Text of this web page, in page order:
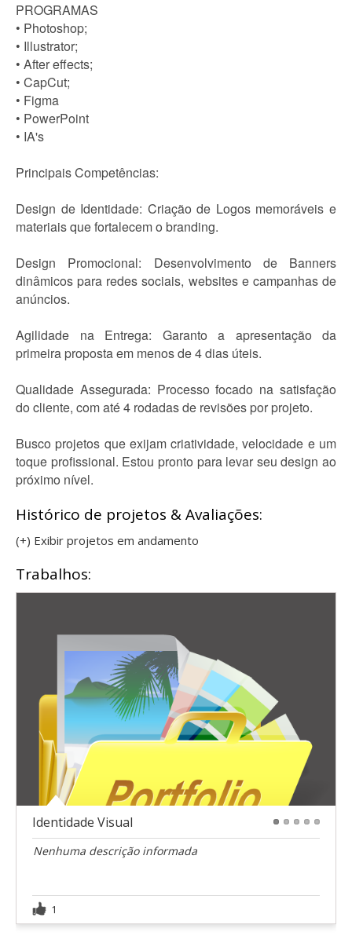
PROGRAMAS
• Photoshop;
• Illustrator;
• After effects;
• CapCut;
• Figma
• PowerPoint
• IA's
Principais Competências:
Design de Identidade: Criação de Logos memoráveis e
materiais que fortalecem o branding.
Design Promocional: Desenvolvimento de Banners
dinâmicos para redes sociais, websites e campanhas de
anúncios.
Agilidade na Entrega: Garanto a apresentação da
primeira proposta em menos de 4 dias úteis.
Qualidade Assegurada: Processo focado na satisfação
do cliente, com até 4 rodadas de revisões por projeto.
Busco projetos que exijam criatividade, velocidade e um
toque profissional. Estou pronto para levar seu design ao
próximo nível.
Histórico de projetos & Avaliações:
(+) Exibir projetos em andamento
Trabalhos:
Identidade Visual
Nenhuma descrição informada
1